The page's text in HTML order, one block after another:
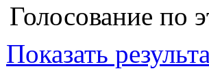
Голосование по
Показать